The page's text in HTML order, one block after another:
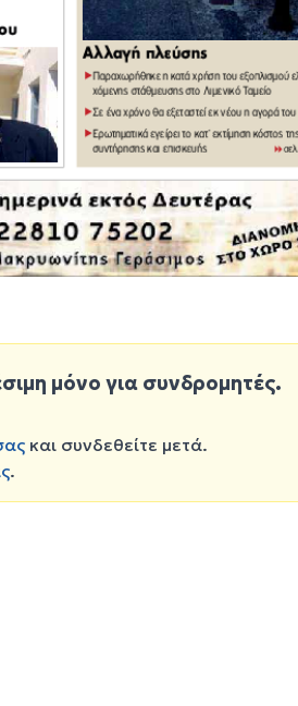
μόνο για συνδρομητές.
και συνδεθείτε μετά.
.